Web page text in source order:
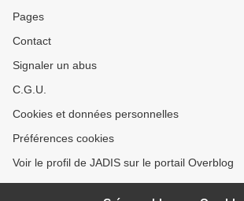
Pages
Contact
Signaler un abus
C.G.U.
Cookies et données personnelles
Préférences cookies
Voir le profil de JADIS sur le portail Overblog